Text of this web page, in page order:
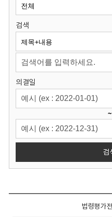
원
회
검색
의결일
~
검
법령평가